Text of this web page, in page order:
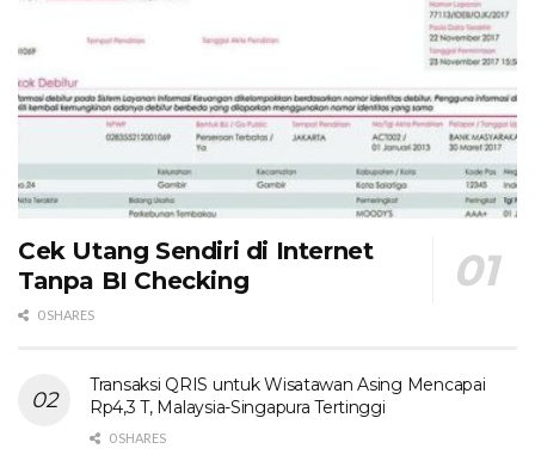
Cek Utang Sendiri di Internet
Tanpa BI Checking
0 SHARES
Transaksi QRIS untuk Wisatawan Asing Mencapai
Rp4,3 T, Malaysia-Singapura Tertinggi
0 SHARES